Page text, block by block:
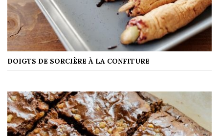
DOIGTS DE SORCIÈRE À LA CONFITURE